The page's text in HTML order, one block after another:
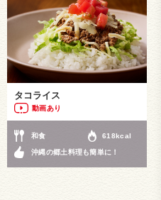
タコライス
動画あり
和食 618kcal
沖縄の郷土料理も簡単に！